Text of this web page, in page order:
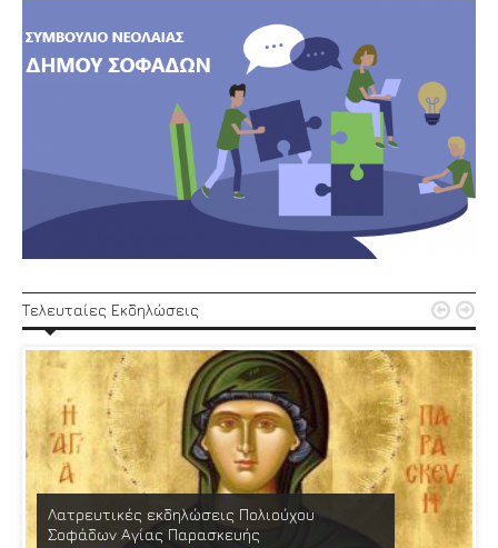
Τελευταίες Εκδηλώσεις
Λατρευτικές εκδηλώσεις Πολιούχου
Σοφάδων Αγίας Παρασκευής
 